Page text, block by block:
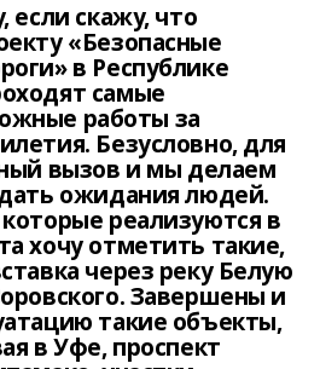
если скажу, что
«Безопасные
в Республике
самые
работы за
Безусловно, для
вызов и мы делаем
ожидания людей.
реализуются в
хочу отметить такие,
через реку Белую
Завершены и
такие объекты,
в Уфе, проспект